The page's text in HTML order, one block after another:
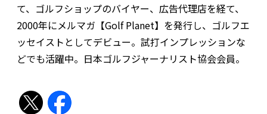
て、ゴルフショップのバイヤー、広告代理店を経て、
2000年にメルマガ【Golf Planet】を発行し、ゴルフエ
ッセイストとしてデビュー。試打インプレッションな
どでも活躍中。日本ゴルフジャーナリスト協会会員。